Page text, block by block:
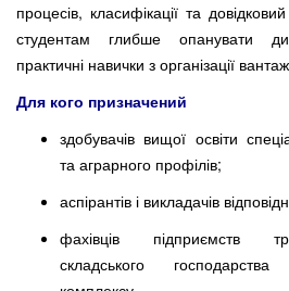
процесів, класифікації та
студентам глибше опанувати
практичні навички з організації
Для кого призначений
здобувачів вищої освіти
та аграрного профілів;
аспірантів і викладачів
фахівців підприємств
складського